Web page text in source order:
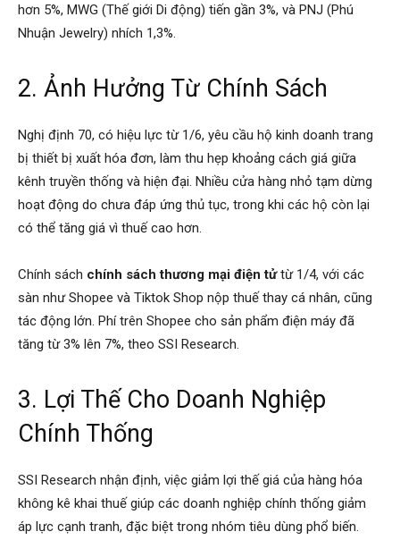
hơn 5%, MWG (Thế giới Di động) tiến gần 3%, và PNJ (Phú
Nhuận Jewelry) nhích 1,3%.
2. Ảnh Hưởng Từ Chính Sách
Nghị định 70, có hiệu lực từ 1/6, yêu cầu hộ kinh doanh trang
bị thiết bị xuất hóa đơn, làm thu hẹp khoảng cách giá giữa
kênh truyền thống và hiện đại. Nhiều cửa hàng nhỏ tạm dừng
hoạt động do chưa đáp ứng thủ tục, trong khi các hộ còn lại
có thể tăng giá vì thuế cao hơn.
Chính sách chính sách thương mại điện tửtừ 1/4, với các
sàn như Shopee và Tiktok Shop nộp thuế thay cá nhân, cũng
tác động lớn. Phí trên Shopee cho sản phẩm điện máy đã
tăng từ 3% lên 7%, theo SSI Research.
3. Lợi Thế Cho Doanh Nghiệp
Chính Thống
SSI Research nhận định, việc giảm lợi thế giá của hàng hóa
không kê khai thuế giúp các doanh nghiệp chính thống giảm
áp lực cạnh tranh, đặc biệt trong nhóm tiêu dùng phổ biến.